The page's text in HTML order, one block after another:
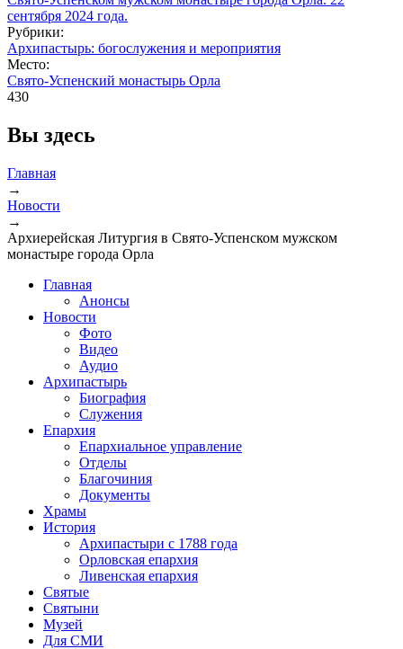
Рубрики:
Архипастырь: богослужения и мероприятия
Место:
Свято-Успенский монастырь Орла
430
Вы здесь
Главная
→
Новости
→
Архиерейская Литургия в Свято-Успенском мужском
монастыре города Орла
Главная
Анонсы
Новости
Фото
Видео
Аудио
Архипастырь
Биография
Служения
Епархия
Епархиальное управление
Отделы
Благочиния
Документы
Храмы
История
Архипастыри с 1788 года
Орловская епархия
Ливенская епархия
Святые
Святыни
Музей
Для СМИ